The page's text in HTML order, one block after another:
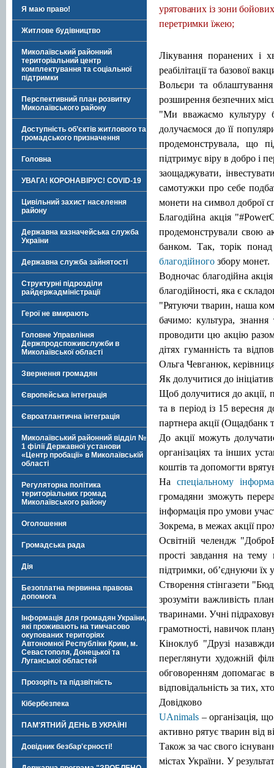
Я маю право!
Житлове будівництво
Миколаївський районний
територіальний центр
комплектування та соціальної
підтримки
Перспективний план розвитку
Миколаївського району
Доступність об’єктів житлового та
громадського призначення
Головна
УВАГА! КОРОНАВІРУС! COVID-19
Цивільний захист населення
району
Державна казначейська служба
України
Державна служба зайнятості
Структурні підрозділи
райдержадміністрації
Герої не вмирають
Головне Управління
Держпродспоживслужби в
Миколаївської області
Звернення громадян
Європейська інтеграція
Євроатлантична інтеграція
Миколаївський районний відділ №
1 філії Державної установи
«Центр пробації» в Миколаївській
області
Регуляторна політика
територіальних громад
Миколаївського району
Оголошення
Громадська рада
Дія
Безоплатна первинна правова
допомога
Інформація для громадян України,
які проживають на тимчасово
окупованих територіях
Автономної Республіки Крим, м.
Севастополя, Донецької та
Луганської областей
Прозоріть та підзвітність
Кібербезпека
ПАМ'ЯТНИЙ ДЕНЬ В УКРАЇНІ
Довідник безбар'єрності!
урятованих із зони
перетримки їжею;
Лікування поранених і
реабілітації та базової
Вольєри та
розширення безпечних
"Ми вважаємо культуру
долучаємося до її
продемонструвала, що
підтримує віру в добро і
заощаджувати,
самотужки про себе
монети на символ доброї
Благодійна акція
продемонстрували свою
банком. Так, торік
благодійного збору монет.
Водночас благодійна
благодійності, яка є
"Рятуючи тварин, наша
бачимо: культура,
проводити цю акцію
дітях гуманність та
Ольга Чевганюк, керівниця
Як долучитися до
Щоб долучитися до акції,
та в період із 15 вересня
партнера акції
До акції можуть
організаціях та інших
коштів та допомогти
Наспеціальному
громадяни зможуть
інформація про умови
Зокрема, в межах акції
Освітній челендж
прості завдання на тему
підтримки, об’єднуючи їх
Створення стінгазети
зрозуміти важливість
тваринами. Учні
грамотності, навичок
Кіноклуб "Друзі
переглянути художній
обговоренням допомагає
відповідальність за тих,
Довідково
UAnimals – організація,
активно рятує тварин від
Також за час свого
містах України. У